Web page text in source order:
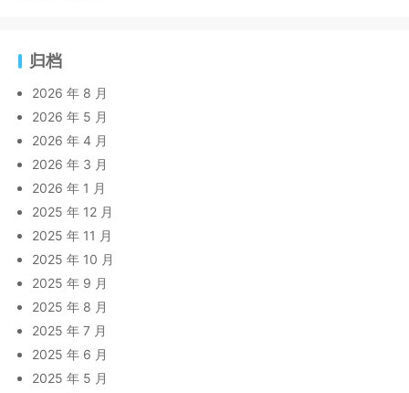
归档
2026 年 8 月
2026 年 5 月
2026 年 4 月
2026 年 3 月
2026 年 1 月
2025 年 12 月
2025 年 11 月
2025 年 10 月
2025 年 9 月
2025 年 8 月
2025 年 7 月
2025 年 6 月
2025 年 5 月